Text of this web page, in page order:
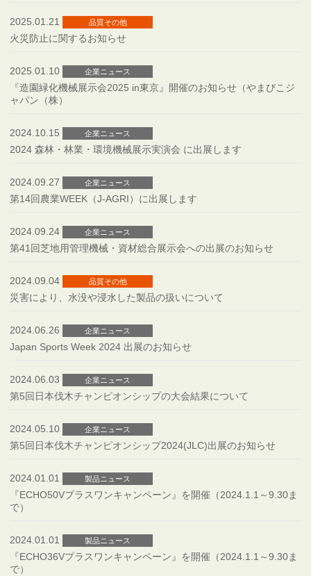
2025.01.21 品質その他
火災防止に関するお知らせ
2025.01.10 企業ニュース
『造園緑化機械展示会2025 in東京』開催のお知らせ（やまびこジ
ャパン（株）
2024.10.15 企業ニュース
2024 森林・林業・環境機械展示実演会 に出展します
2024.09.27 企業ニュース
第14回農業WEEK（J-AGRI）に出展します
2024.09.24 企業ニュース
第41回芝地用管理機械・資材総合展示会への出展のお知らせ
2024.09.04 品質その他
災害により、水没や浸水した製品の扱いについて
2024.06.26 企業ニュース
Japan Sports Week 2024 出展のお知らせ
2024.06.03 企業ニュース
第5回日本伐木チャンピオンシップの大会結果について
2024.05.10 企業ニュース
第5回日本伐木チャンピオンシップ2024(JLC)出展のお知らせ
2024.01.01 製品ニュース
『ECHO50Vプラスワンキャンペーン』を開催（2024.1.1～9.30ま
で）
2024.01.01 製品ニュース
『ECHO36Vプラスワンキャンペーン』を開催（2024.1.1～9.30ま
で）